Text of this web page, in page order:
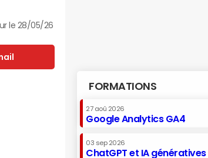
le 28/05/26
FORMATIONS
27 aoû 2026
Google Analytics GA4
03 sep 2026
ChatGPT et IA génératives